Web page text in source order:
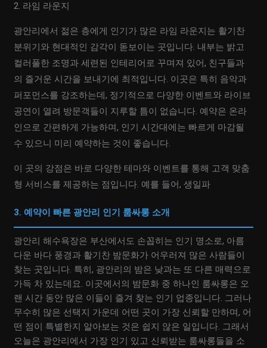
2. 라임 라운지
광안리에서 젊은 층에게 인기가 많은 라임 라운지는 활기찬
분위기와 현대적인 감각이 돋보이는 곳입니다. 내부는 밝고
컬러풀한 조명과 세련된 인테리어로 꾸며져 있어, 친구들과
의 즐거운 시간을 보내기에 최적입니다. 이곳은 특히 음악과
퍼포먼스를 강조하는데, 정기적으로 다양한 이벤트와 라이브
공연이 열려 방문객들이 지루할 틈이 없습니다. 예약은 온라
인으로 간편하게 가능하며, 인기 시간대에는 빠르게 마감될
수 있으니 미리 예약하는 것이 좋습니다.
이 곳의 강점은 바로 다양한 테마와 이벤트를 통해 고객 맞춤
형 서비스를 제공하는 점입니다. 예를 들어, 생일파
3. 예약이 빠른 광안리 인기 룸싸롱 소개
광안리 해수욕장은 부산에서도 손꼽히는 인기 명소로, 아름
다운 바다 풍경과 활기찬 밤문화가 어우러져 많은 사람들이
찾는 곳입니다. 특히, 광안리의 밤은 낮과는 또 다른 매력으로
가득 차 있는데요. 이곳에서의 밤문화 중 하나인 룸싸롱은 오
랜 시간 동안 많은 이들이 즐겨 찾는 인기 업종입니다. 그러나
무수히 많은 선택지 가운데 어떤 곳이 가장 신뢰할 만하며, 어
떤 점이 특별한지 알아보는 것은 쉽지 않은 일입니다. 그래서
오늘은 광안리에서 가장 인기 있고 신뢰받는 룸싸롱들을 소